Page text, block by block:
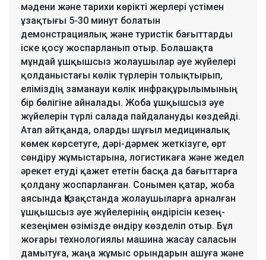
мәдени және тарихи көрікті жерлері үстімен
ұзақтығы 5-30 минут болатын
демонстрациялық және туристік бағыттарды
іске қосу жоспарланып отыр. Болашақта
мұндай ұшқышсыз жолаушылар әуе жүйелері
қолданыстағы көлік түрлерін толықтырып,
еліміздің заманауи көлік инфрақұрылымының
бір бөлігіне айналады. Жоба ұшқышсыз әуе
жүйелерін түрлі салада пайдалануды көздейді.
Атап айтқанда, оларды шұғыл медициналық
көмек көрсетуге, дәрі-дәрмек жеткізуге, өрт
сөндіру жұмыстарына, логистикаға және жедел
әрекет етуді қажет ететін басқа да бағыттарға
қолдану жоспарланған. Сонымен қатар, жоба
аясында Қазақстанда жолаушыларға арналған
ұшқышсыз әуе жүйелерінің өндірісін кезең-
кезеңімен өзімізде өндіру көзделіп отыр. Бұл
жоғары технологиялы машина жасау саласын
дамытуға, жаңа жұмыс орындарын ашуға және